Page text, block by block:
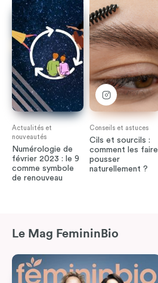
Actualités et
nouveautés
Numérologie de
février 2023 : le 9
comme symbole
de renouveau
Conseils et astuces
Cils et sourcils :
comment les faire
pousser
naturellement ?
Le Mag FemininBio